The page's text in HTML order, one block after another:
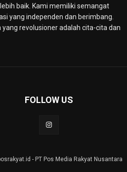
baik. Kami memiliki semangat
yang independen dan berimbang.
revolusioner adalah cita-cita dan
FOLLOW US
- PT Pos Media Rakyat Nusantara